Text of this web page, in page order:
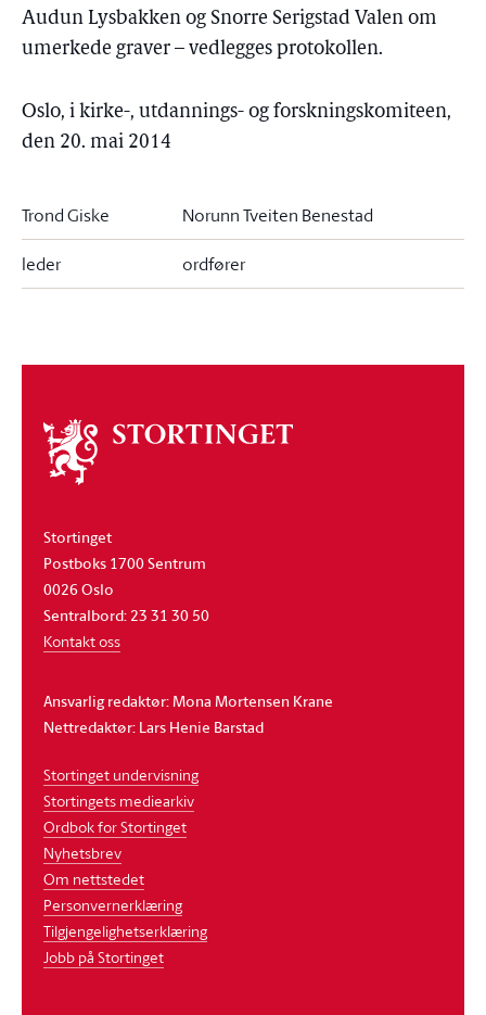
Audun Lysbakken og Snorre Serigstad Valen om
umerkede graver – vedlegges protokollen.
Oslo, i kirke-, utdannings- og forskningskomiteen,
den 20. mai 2014
Trond Giske Norunn Tveiten Benestad
leder ordfører
Om
stortinget
Stortinget
Postboks 1700 Sentrum
0026 Oslo
Sentralbord: 23 31 30 50
Kontakt oss
Ansvarlig redaktør: Mona Mortensen Krane
Nettredaktør: Lars Henie Barstad
Stortinget undervisning
Stortingets mediearkiv
Ordbok for Stortinget
Nyhetsbrev
Om nettstedet
Personvernerklæring
Tilgjengelighetserklæring
Jobb på Stortinget